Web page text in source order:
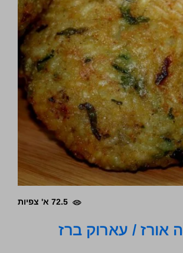
72.5 א' צפיות
אורז / עארוק ברז